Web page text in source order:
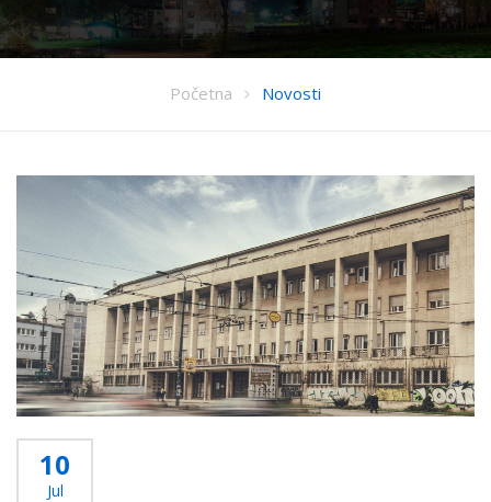
Početna Novosti
10
Jul